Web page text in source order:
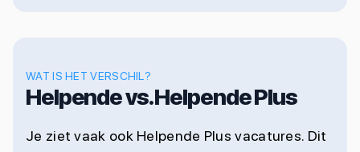
WAT IS HET VERSCHIL?
Helpende vs. Helpende Plus
Je ziet vaak ook Helpende Plus vacatures. Dit